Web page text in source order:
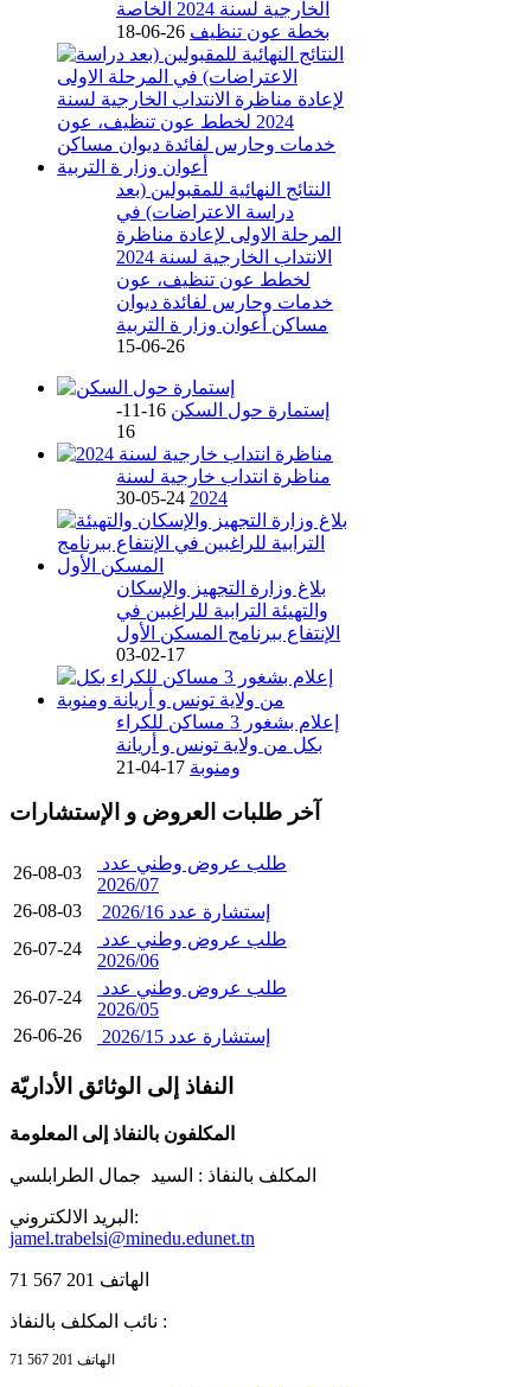
الخارجية لسنة 2024 الخاصة
بخطة عون تنظيف 26-06-18
النتائج النهائية للمقبولين (بعد
دراسة الاعتراضات) في
المرحلة الاولى لإعادة مناظرة
الانتداب الخارجية لسنة 2024
لخطط عون تنظيف، عون
خدمات وحارس لفائدة ديوان
مساكن أعوان وزار ة التربية
26-06-15
إستمارة حول السكن
16-11-
16
مناظرة انتداب خارجية لسنة
2024
24-05-30
بلاغ وزارة التجهيز والإسكان
والتهيئة الترابية للراغبين في
الإنتفاع ببرنامج المسكن الأول
17-02-03
إعلام بشغور 3 مساكن للكراء
بكل من ولاية تونس و أريانة
ومنوبة 17-04-21
آخر طلبات العروض و الإستشارات
26-08-03
2026/07
26-08-03
إستشارة عدد 2026/16
26-07-24
2026/06
26-07-24
2026/05
26-06-26
إستشارة عدد 2026/15
النفاذ إلى الوثائق الأداريّة
المكلفون بالنفاذ إلى المعلومة
المكلف بالنفاذ : السيد جمال الطرابلسي
البريد الالكتروني:
jamel.trabelsi@minedu.edunet.tn
نائب المكلف بالنفاذ :